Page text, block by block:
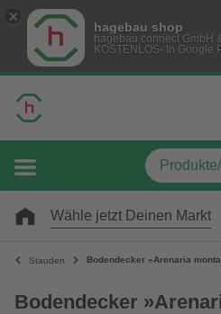
hagebau shop
hagebau connect GmbH
KOSTENLOS- In Google
Wähle jetzt Deinen Markt
Stauden Bodendecker »Arenaria
Bodendecker